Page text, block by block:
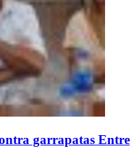
garrapatas Entre